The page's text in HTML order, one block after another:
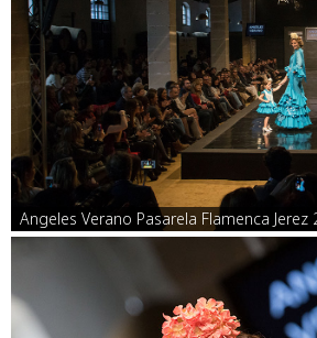
Angeles Verano Pasarela Flamenca Jerez